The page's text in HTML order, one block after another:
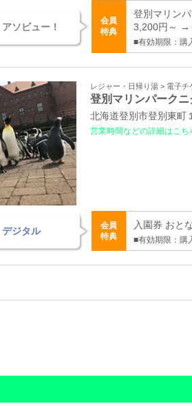
アソビュー！
会員
特典
登別マリン
3,200円～ →
■有効期限：購
レジャー・日帰り湯 > 電子チ
登別マリンパークニ
北海道登別市登別東町
営業時間などの詳細はこち
デジタル
会員
特典
入園券 おと
■有効期限：購